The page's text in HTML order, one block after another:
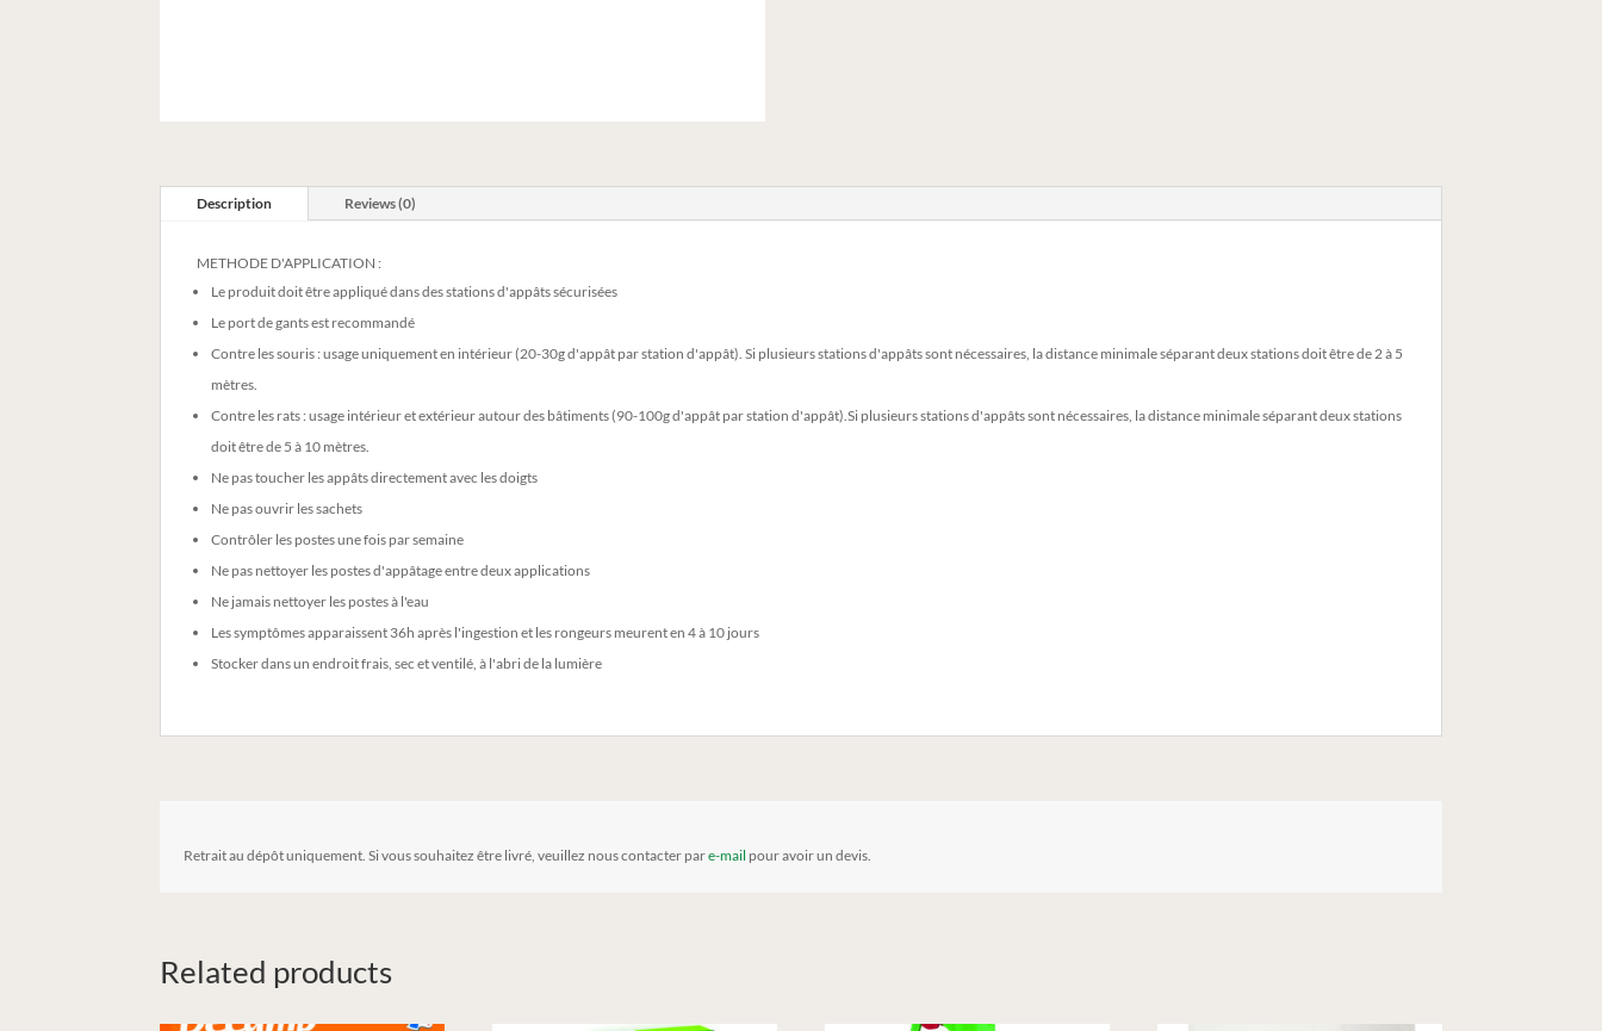
Description Reviews (0)
METHODE D'APPLICATION :
Le produit doit être appliqué dans des stations d'appâts sécurisées
Le port de gants est recommandé
Contre les souris : usage uniquement en intérieur (20-30g d'appât par station d'appât). Si plusieurs stations d'appâts sont nécessaires, la distance minimale séparant deux stations doit être de 2 à 5
mètres.
Contre les rats : usage intérieur et extérieur autour des bâtiments (90-100g d'appât par station d'appât).Si plusieurs stations d'appâts sont nécessaires, la distance minimale séparant deux stations
doit être de 5 à 10 mètres.
Ne pas toucher les appâts directement avec les doigts
Ne pas ouvrir les sachets
Contrôler les postes une fois par semaine
Ne pas nettoyer les postes d'appâtage entre deux applications
Ne jamais nettoyer les postes à l'eau
Les symptômes apparaissent 36h après l'ingestion et les rongeurs meurent en 4 à 10 jours
Stocker dans un endroit frais, sec et ventilé, à l'abri de la lumière
Retrait au dépôt uniquement. Si vous souhaitez être livré, veuillez nous contacter pare-mail pour avoir un devis.
Related products